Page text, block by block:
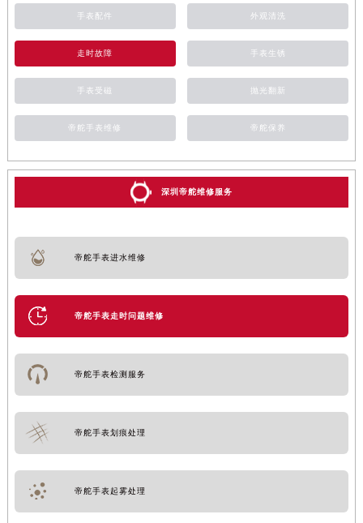
手表配件 外观清洗
走时故障 手表生锈
手表受磁 抛光翻新
帝舵手表维修 帝舵保养
深圳帝舵维修服务
帝舵手表进水维修
帝舵手表走时问题维修
帝舵手表检测服务
帝舵手表划痕处理
帝舵手表起雾处理